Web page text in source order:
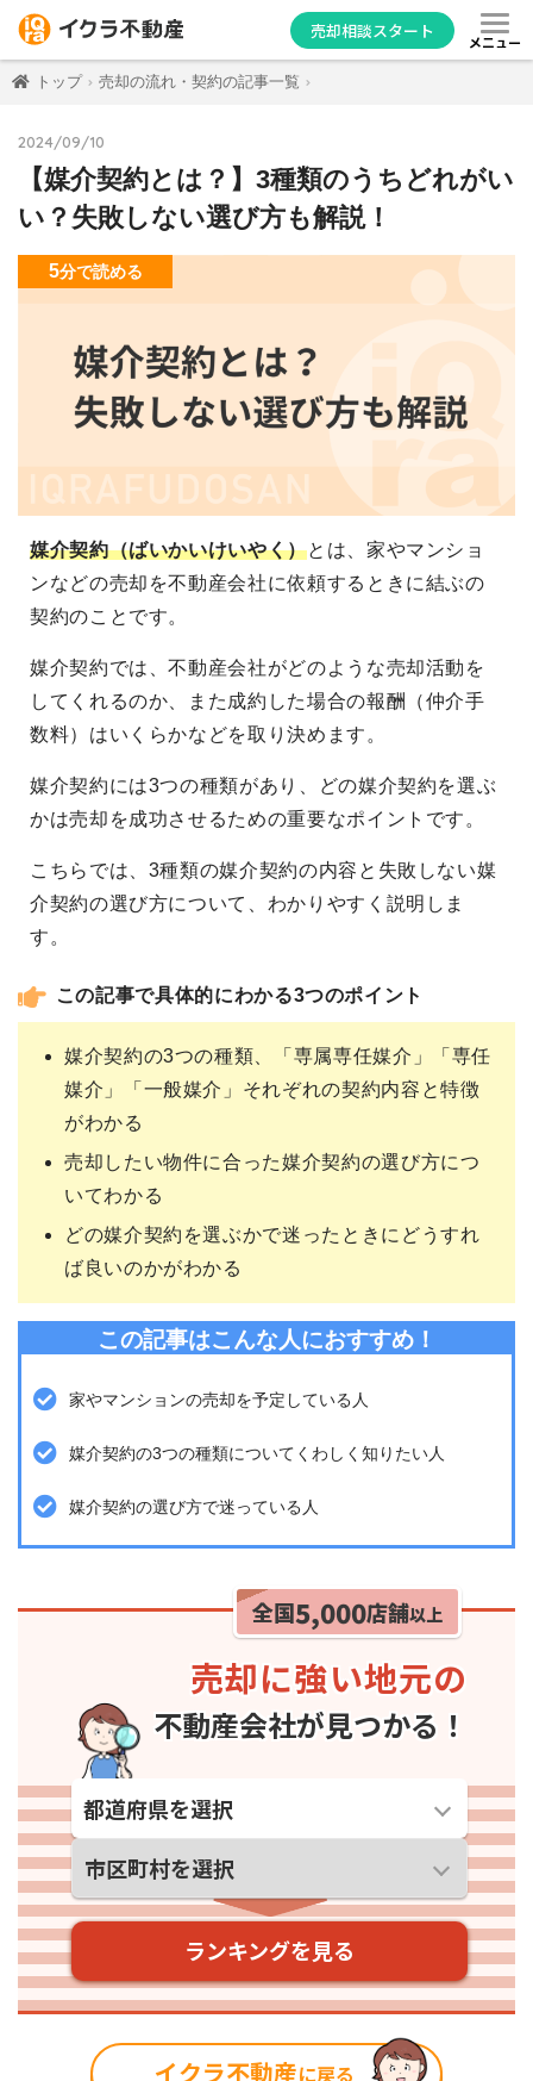
売却相談スタート
メニュー
トップ 売却の流れ・契約の記事一覧
2024/09/10
【媒介契約とは？】3種類のうちどれがい
い？失敗しない選び方も解説！
5分で読める
媒介契約（ばいかいけいやく）とは、家やマンショ
ンなどの売却を不動産会社に依頼するときに結ぶの
契約のことです。
媒介契約では、不動産会社がどのような売却活動を
してくれるのか、また成約した場合の報酬（仲介手
数料）はいくらかなどを取り決めます。
媒介契約には3つの種類があり、どの媒介契約を選ぶ
かは売却を成功させるための重要なポイントです。
こちらでは、3種類の媒介契約の内容と失敗しない媒
介契約の選び方について、わかりやすく説明しま
す。
この記事で具体的にわかる3つのポイント
媒介契約の3つの種類、「専属専任媒介」「専任
媒介」「一般媒介」それぞれの契約内容と特徴
がわかる
売却したい物件に合った媒介契約の選び方につ
いてわかる
どの媒介契約を選ぶかで迷ったときにどうすれ
ば良いのかがわかる
この記事はこんな人におすすめ！
家やマンションの売却を予定している人
媒介契約の3つの種類についてくわしく知りたい人
媒介契約の選び方で迷っている人